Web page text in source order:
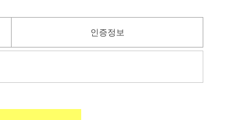
인증정보